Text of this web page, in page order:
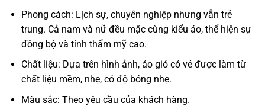
Phong cách: Lịch sự, chuyên nghiệp nhưng vẫn trẻ
trung. Cả nam và nữ đều mặc cùng kiểu áo, thể hiện sự
đồng bộ và tính thẩm mỹ cao.
Chất liệu: Dựa trên hình ảnh, áo gió có vẻ được làm từ
chất liệu mềm, nhẹ, có độ bóng nhẹ.
Màu sắc: Theo yêu cầu của khách hàng.